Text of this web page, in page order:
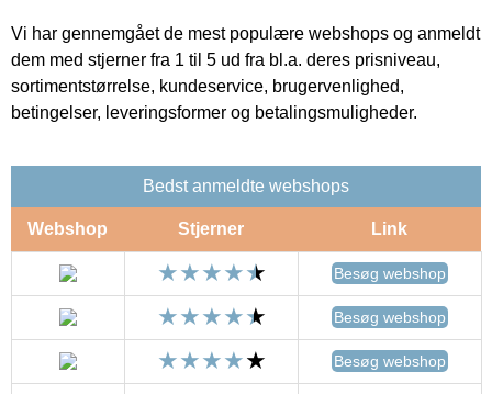
Vi har gennemgået de mest populære webshops og anmeldt
dem med stjerner fra 1 til 5 ud fra bl.a. deres prisniveau,
sortimentstørrelse, kundeservice, brugervenlighed,
betingelser, leveringsformer og betalingsmuligheder.
Bedst anmeldte webshops
Webshop Stjerner Link
Besøg webshop
Besøg webshop
Besøg webshop